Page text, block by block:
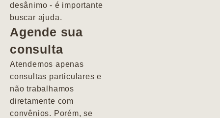
desânimo - é importante
buscar ajuda.
Agende sua
consulta
Atendemos apenas
consultas particulares e
não trabalhamos
diretamente com
convênios. Porém, se